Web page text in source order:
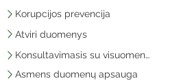
Korupcijos prevencija
Atviri duomenys
Konsultavimasis su visuomene
Asmens duomenų apsauga